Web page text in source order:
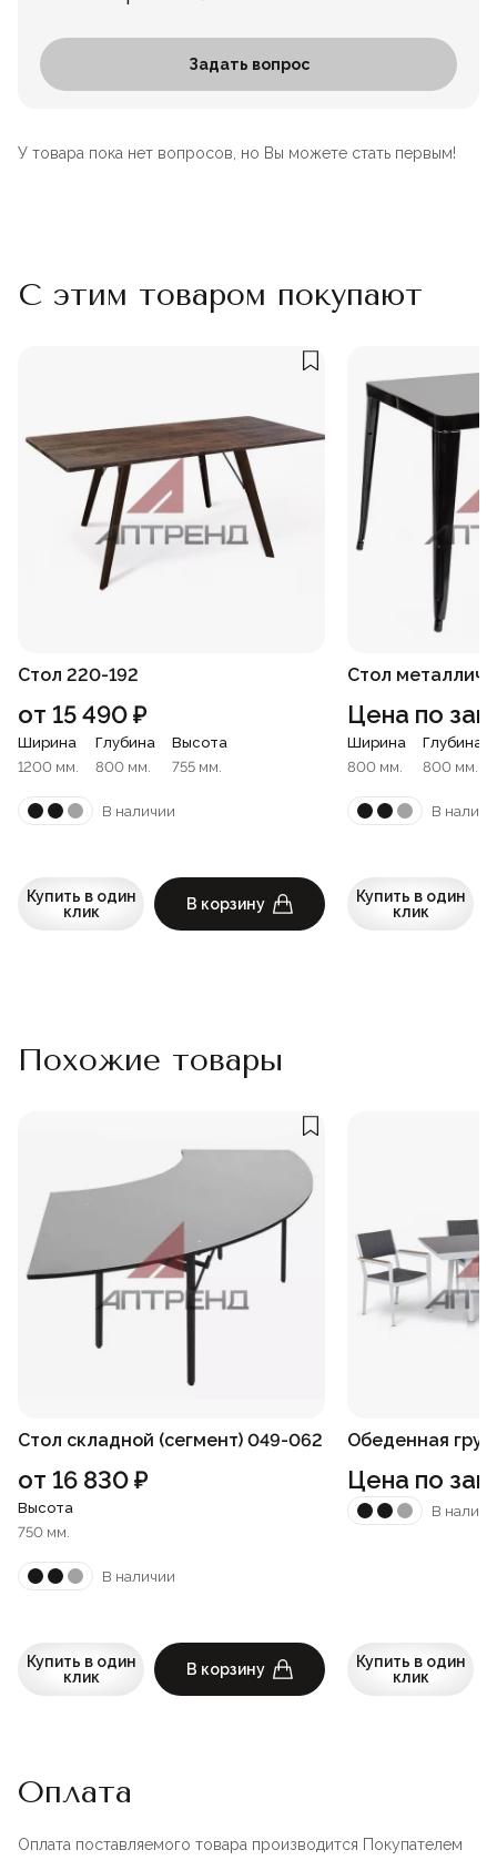
Задать вопрос
У товара пока нет вопросов, но Вы можете стать первым!
С этим товаром покупают
Стол 220-192
от 15 490₽
Ширина
1200 мм.
Глубина
800 мм.
Высота
755 мм.
В наличии
Купить в один
клик
В корзину
Стол
Цена по
Ширина
800 мм.
Глубина
800 мм.
В
Купить в один
клик
Похожие товары
Стол складной (сегмент) 049-062
от 16 830₽
Высота
750 мм.
В наличии
Купить в один
клик
В корзину
Обеденная
Цена по
В
Купить в один
клик
Оплата
Оплата поставляемого товара производится Покупателем